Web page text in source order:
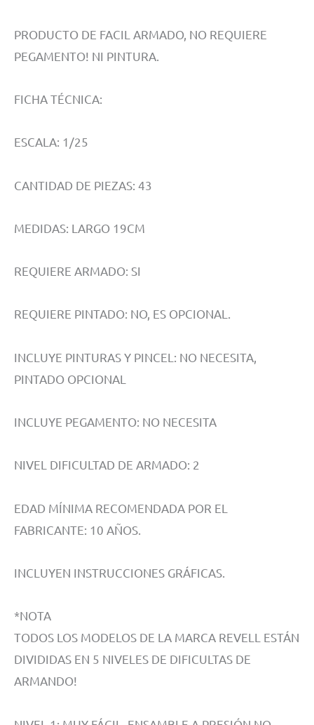
PRODUCTO DE FACIL ARMADO, NO REQUIERE
PEGAMENTO! NI PINTURA.
FICHA TÉCNICA:
ESCALA: 1/25
CANTIDAD DE PIEZAS: 43
MEDIDAS: LARGO 19CM
REQUIERE ARMADO: SI
REQUIERE PINTADO: NO, ES OPCIONAL.
INCLUYE PINTURAS Y PINCEL: NO NECESITA,
PINTADO OPCIONAL
INCLUYE PEGAMENTO: NO NECESITA
NIVEL DIFICULTAD DE ARMADO: 2
EDAD MÍNIMA RECOMENDADA POR EL
FABRICANTE: 10 AÑOS.
INCLUYEN INSTRUCCIONES GRÁFICAS.
*NOTA
TODOS LOS MODELOS DE LA MARCA REVELL ESTÁN
DIVIDIDAS EN 5 NIVELES DE DIFICULTAS DE
ARMANDO!